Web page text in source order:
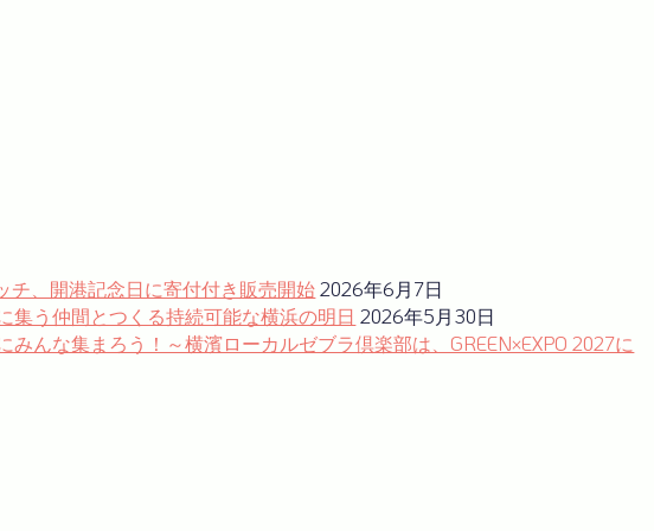
チ、開港記念日に寄付付き販売開始 2026年6月7日
集う仲間とつくる持続可能な横浜の明日 2026年5月30日
みんな集まろう！～横濱ローカルゼブラ倶楽部は、GREEN×EXPO 2027に